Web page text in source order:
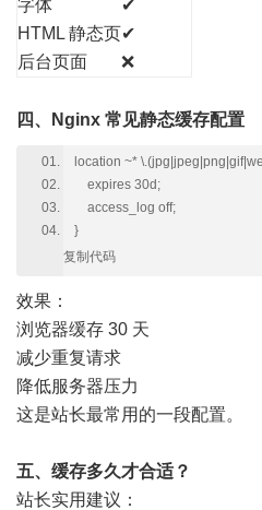
字体
✔
HTML 静态页✔
后台页面
❌
四、Nginx 常见静态缓存配置
location ~*
expires 30d;
access_log off;
}
复制代码
效果：
浏览器缓存 30 天
减少重复请求
降低服务器压力
这是站长最常用的一段配置。
五、缓存多久才合适？
站长实用建议：